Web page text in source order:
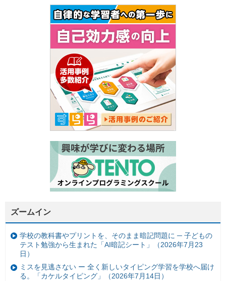
ズームイン
学校の教科書やプリントを、そのまま暗記問題に ─ 子どもの
テスト勉強から生まれた「AI暗記シート」（2026年7月23
日）
ミスを見逃さない ー 全く新しいタイピング学習を学校へ届け
る。「カケルタイピング」（2026年7月14日）